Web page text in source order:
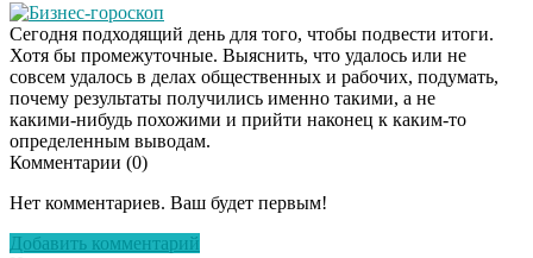
Бизнес-гороскоп
Сегодня подходящий день для того, чтобы подвести итоги.
Хотя бы промежуточные. Выяснить, что удалось или не
совсем удалось в делах общественных и рабочих, подумать,
почему результаты получились именно такими, а не
какими-нибудь похожими и прийти наконец к каким-то
определенным выводам.
Комментарии (0)
Нет комментариев. Ваш будет первым!
Добавить комментарий
Даже самый
исчезнет с корнем,